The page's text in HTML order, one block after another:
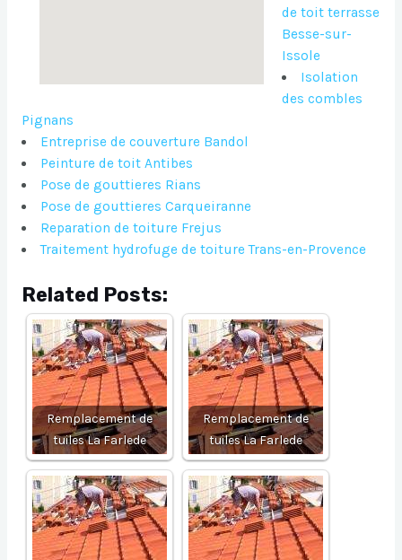
de toit terrasse
Besse-sur-
Issole
Isolation
des combles
Pignans
Entreprise de couverture Bandol
Peinture de toit Antibes
Pose de gouttieres Rians
Pose de gouttieres Carqueiranne
Reparation de toiture Frejus
Traitement hydrofuge de toiture Trans-en-Provence
Related Posts:
Remplacement de
tuiles La Farlede
Remplacement de
tuiles La Farlede